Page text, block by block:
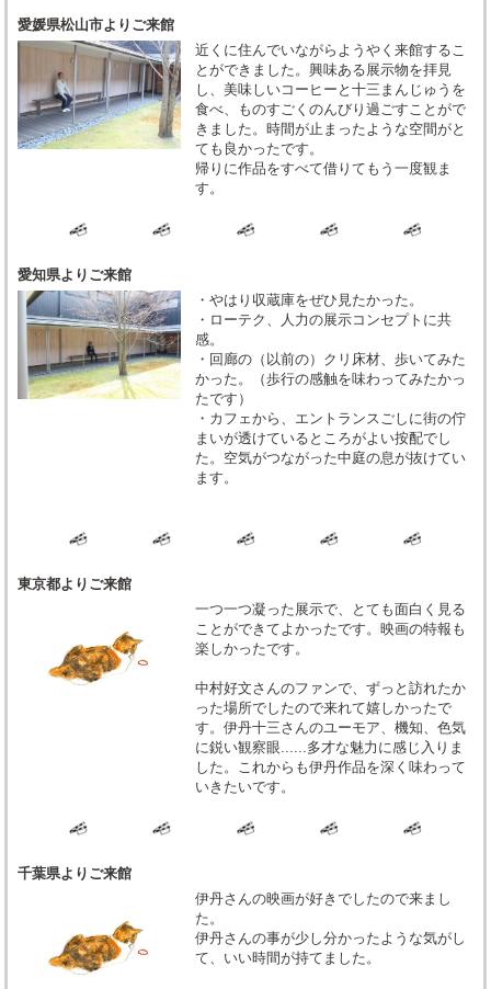
愛媛県松山市よりご来館
近くに住んでいながらようやく来館するこ
とができました。興味ある展示物を拝見
し、美味しいコーヒーと十三まんじゅうを
食べ、ものすごくのんびり過ごすことがで
きました。時間が止まったような空間がと
ても良かったです。
帰りに作品をすべて借りてもう一度観ま
す。
愛知県よりご来館
・やはり収蔵庫をぜひ見たかった。
・ローテク、人力の展示コンセプトに共
感。
・回廊の（以前の）クリ床材、歩いてみた
かった。（歩行の感触を味わってみたかっ
たです）
・カフェから、エントランスごしに街の佇
まいが透けているところがよい按配でし
た。空気がつながった中庭の息が抜けてい
ます。
東京都よりご来館
一つ一つ凝った展示で、とても面白く見る
ことができてよかったです。映画の特報も
楽しかったです。
中村好文さんのファンで、ずっと訪れたか
った場所でしたので来れて嬉しかったで
す。伊丹十三さんのユーモア、機知、色気
に鋭い観察眼......多才な魅力に感じ入りま
した。これからも伊丹作品を深く味わって
いきたいです。
千葉県よりご来館
伊丹さんの映画が好きでしたので来まし
た。
伊丹さんの事が少し分かったような気がし
て、いい時間が持てました。